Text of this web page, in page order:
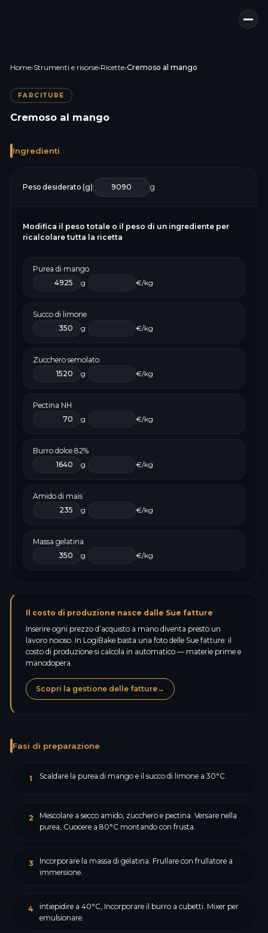
Home›Strumenti e risorse›Ricette›Cremoso al mango
FARCITURE
Cremoso al mango
Ingredienti
Peso desiderato (g) g
Modifica il peso totale o il peso di un ingrediente per
ricalcolare tutta la ricetta
Purea di mango
g
€/kg
Succo di limone
g
€/kg
Zucchero semolato
g
€/kg
Pectina NH
g
€/kg
Burro dolce 82%
g
€/kg
Amido di mais
g
€/kg
Massa gelatina
g
€/kg
Il costo di produzione nasce dalle Sue fatture
Inserire ogni prezzo d’acquisto a mano diventa presto un
lavoro noioso. In LogiBake basta una foto delle Sue fatture: il
costo di produzione si calcola in automatico — materie prime e
manodopera.
Scopri la gestione delle fatture→
Fasi di preparazione
1 Scaldare la purea di mango e il succo di limone a 30°C.
2
Mescolare a secco amido, zucchero e pectina. Versare nella
purea, Cuocere a 80°C montando con frusta.
3
Incorporare la massa di gelatina. Frullare con frullatore a
immersione.
4
intiepidire a 40°C, Incorporare il burro a cubetti. Mixer per
emulsionare.